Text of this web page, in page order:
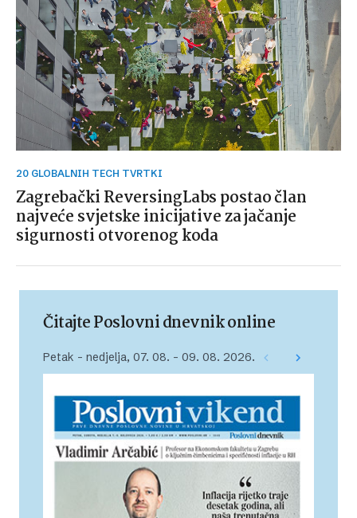
20 GLOBALNIH TECH TVRTKI
Zagrebački ReversingLabs postao član
najveće svjetske inicijative za jačanje
sigurnosti otvorenog koda
Čitajte Poslovni dnevnik online
Petak – nedjelja, 07. 08. – 09. 08. 2026.